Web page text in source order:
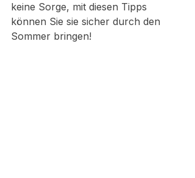
keine Sorge, mit diesen Tipps
können Sie sie sicher durch den
Sommer bringen!